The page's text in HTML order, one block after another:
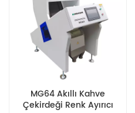
MG64 Akıllı Kahve
Çekirdeği Renk Ayırıcı